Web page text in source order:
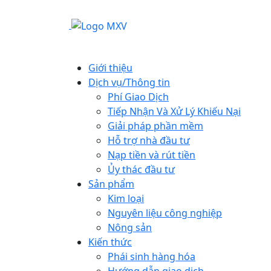
Giới thiệu
Dịch vụ/Thông tin
Phí Giao Dịch
Tiếp Nhận Và Xử Lý Khiếu Nại
Giải pháp phần mềm
Hỗ trợ nhà đầu tư
Nạp tiền và rút tiền
Ủy thác đầu tư
Sản phẩm
Kim loại
Nguyên liệu công nghiệp
Nông sản
Kiến thức
Phái sinh hàng hóa